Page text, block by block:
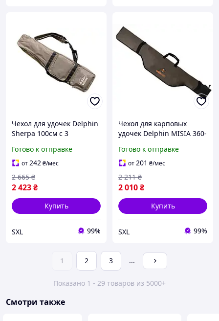
Чехол для удочек Delphin
Sherpa 100см с 3
рыболовных аксессуаров
прочный и удобный для
рыбалки
Готово к отправке
от242₴/мес
2 423₴
2 665 ₴
Купить
SXL 99%
Чехол для карповых
удочек Delphin MISIA 360-
водонепроницаемый с
амортизацией и
прочными молниями для
Готово к отправке
от201 ₴/мес
2 010₴
2 211 ₴
Купить
SXL 99%
1 2 3 ...
Показано 1 - 29 товаров из 5000+
Смотри также